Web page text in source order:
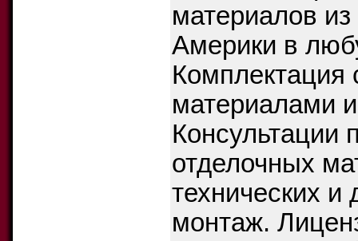
материалов
Америки в
Комплектация
материалами
Консультации
отделочных
технических
монтаж.